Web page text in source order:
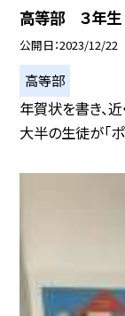
高等部 ３年生
公開日 2023/12/22
高等部
年賀状を書き、
大半の生徒が「